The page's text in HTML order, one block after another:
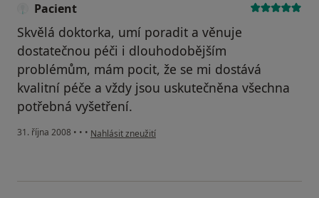
Pacient
Skvělá doktorka, umí poradit a věnuje
dostatečnou péči i dlouhodobějším
problémům, mám pocit, že se mi dostává
kvalitní péče a vždy jsou uskutečněna všechna
potřebná vyšetření.
31. října 2008 • • • podle názoru uživatele Pacient
Nahlásit zneužití